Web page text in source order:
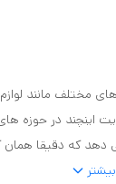
مختلف مانند
اینچند در حوزه
دهد که دقیقا
بیشتر